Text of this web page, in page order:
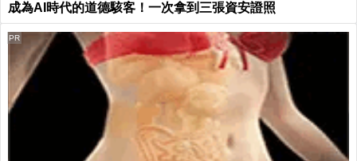
成為AI時代的道德駭客！一次拿到三張資安證照
PR